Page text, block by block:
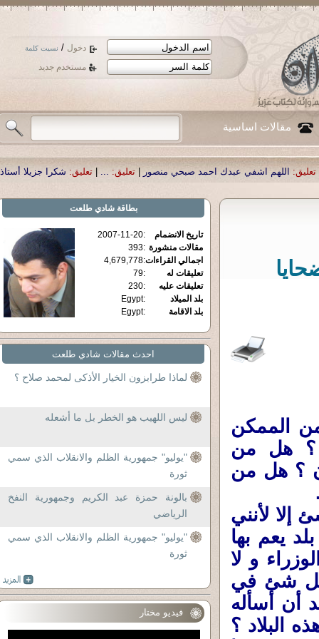
دخول / نسيت كلمة
مستخدم جديد
مقالات اساسية
احمد صبحي منصور|تعليق: ...
|تعليق: شكرا جزيلا أستاذ حمد الحمد .أكرمكم
الممكن
؟ هل من
؟ هل من
إلا لأنني
يعم بها
و لا
شئ في
أن أسأله
البلاد ؟
بطاقةشادي طلعت
تاريخ الانضمام :
2007-11-20
مقالات منشورة :
393
اجمالي القراءات:
4,679,778
تعليقات له
:
79
تعليقات عليه
:
230
بلد الميلاد
:
Egypt
بلد الاقامة
:
Egypt
احدث مقالات شادي طلعت
لماذا طرابزون الخيار الأذكى لمحمد صلاح ؟
ليس اللهيب هو الخطر بل ما أشعله
"يوليو" جمهورية الظلم والانقلاب الذي سمي
ثورة
بالونة حمزة عبد الكريم وجمهورية النفخ
الرياضي
"يوليو" جمهورية الظلم والانقلاب الذي سمي
ثورة
فيديو مختار